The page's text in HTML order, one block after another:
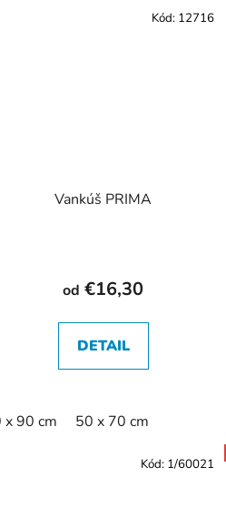
Vankúš PRIMA
od €16,30
DETAIL
x 90 cm 50 x 70 cm
Kód: 12716
Kód: 1/60021